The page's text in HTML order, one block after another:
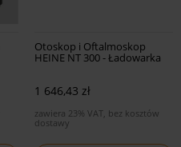
Otoskop i Oftalmoskop
HEINE NT 300 - Ładowarka
1 646,43 zł
zawiera 23% VAT, bez kosztów
dostawy